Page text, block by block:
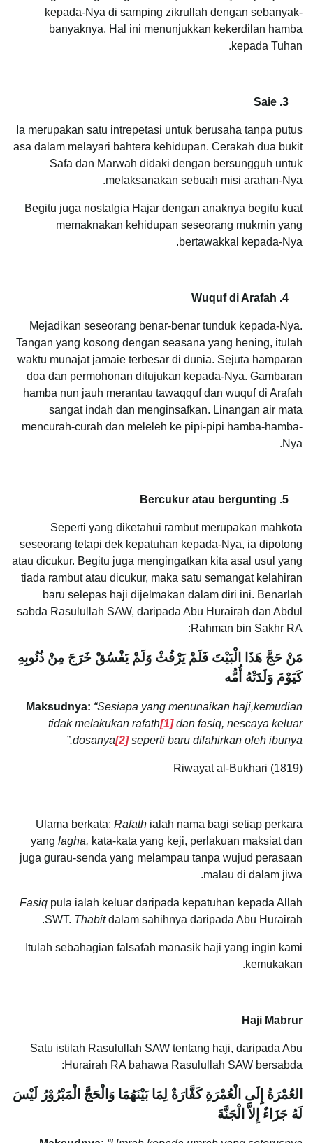
kepada-Nya di samping zikrullah dengan sebanyak-
banyaknya. Hal ini menunjukkan kekerdilan hamba
kepada Tuhan.
Ia merupakan satu intrepetasi untuk berusaha tanpa putus
asa dalam melayari bahtera kehidupan. Cerakah dua bukit
Safa dan Marwah didaki dengan bersungguh untuk
melaksanakan sebuah misi arahan-Nya.
Begitu juga nostalgia Hajar dengan anaknya begitu kuat
memaknakan kehidupan seseorang mukmin yang
bertawakkal kepada-Nya.
Mejadikan seseorang benar-benar tunduk kepada-Nya.
Tangan yang kosong dengan seasana yang hening, itulah
waktu munajat jamaie terbesar di dunia. Sejuta hamparan
doa dan permohonan ditujukan kepada-Nya. Gambaran
hamba nun jauh merantau tawaqquf dan wuquf di Arafah
sangat indah dan menginsafkan. Linangan air mata
mencurah-curah dan meleleh ke pipi-pipi hamba-hamba-
Nya.
Seperti yang diketahui rambut merupakan mahkota
seseorang tetapi dek kepatuhan kepada-Nya, ia dipotong
atau dicukur. Begitu juga mengingatkan kita asal usul yang
tiada rambut atau dicukur, maka satu semangat kelahiran
baru selepas haji dijelmakan dalam diri ini. Benarlah
sabda Rasulullah SAW, daripada Abu Hurairah dan Abdul
Rahman bin Sakhr RA:
مَنْ حَجَّ هَذَا الْبَيْتَ فَلَمْ يَرْفُثْ وَلَمْ يَفْسُقْ خَرَجَ مِنْ ذُنُوبِهِ
كَيَوْمَ وَلَدَتْهُ أُمُّه
Maksudnya: “Sesiapa yang menunaikan haji,kemudian
tidak melakukan rafath[1]dan fasiq, nescaya keluar
dosanya[2]seperti baru dilahirkan oleh ibunya.”
Riwayat al-Bukhari (1819)
Ulama berkata: Rafath ialah nama bagi setiap perkara
yang lagha, kata-kata yang keji, perlakuan maksiat dan
juga gurau-senda yang melampau tanpa wujud perasaan
malau di dalam jiwa.
Fasiq pula ialah keluar daripada kepatuhan kepada Allah
SWT. Thabitdalam sahihnya daripada Abu Hurairah.
Itulah sebahagian falsafah manasik haji yang ingin kami
kemukakan.
Haji Mabrur
Satu istilah Rasulullah SAW tentang haji, daripada Abu
Hurairah RA bahawa Rasulullah SAW bersabda:
العُمْرَةُ إِلَى الْعُمْرَةِ كَفَّارَةٌ لِمَا بَيْنَهُمَا وَالْحَجَّ الْمَبْرُوْرُ لَيْسَ
لَهُ جَزَاءٌ إِلاَّ الْجَنَّةَ